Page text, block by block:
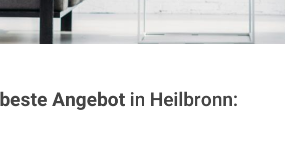
beste Angebotin Heilbronn: